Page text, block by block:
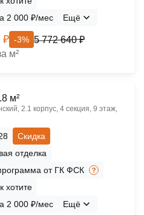
2 000 ₽/мес
Ещё
₽ -3% 5 772 640 ₽
м²
м²
2.1 корпус, 4 секция, 9 этаж,
Скидка
отделка
от ГК ФСК
хотите
2 000 ₽/мес
Ещё